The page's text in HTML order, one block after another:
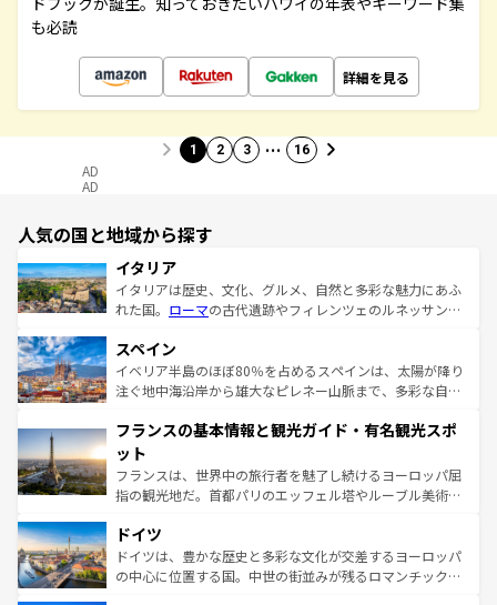
も必読
詳細を見る
1 2 3 … 16
AD
AD
人気の国と地域から探す
イタリア
イタリアは歴史、文化、グルメ、自然と多彩な魅力にあふ
れた国。 ローマの古代遺跡やフィレンツェのルネッサンス
ろん、トスカーナの美しい田園風景やアマルフィ海岸の絶
景など、自然景観も見逃せない。観光の合間には、本場の
ピザやパスタなど、絶品のイタリア料理を堪能することも
ませてくれるイタリアで、忘れられない旅をしてみよう！
なお、新着のイタリア情報は
しい。
スペイン
イベリア半島のほぼ80％を占めるスペインは、太陽が降り
注ぐ地中海沿岸から雄大なピレネー山脈まで、多彩な自然
文化が根付くこの国では、情熱的なフラメンコ、熱気あふ
れる闘牛、そして美味しいタパスが生活の一部となってい
る。首都マドリードの洗練された雰囲気や、バルセロナの
アートに溢れた街角から、地方では古代ローマ遺跡や中世
せる。地方によって風土や気候が異なるスペインはその個
性で訪れる人を魅了する。 なお、新着のスペイン情報は コ
ンテンツ一覧を参照してほしい。
フランスの基本情報と観光ガイド・有名観光スポ
ット
フランスは、世界中の旅行者を魅了し続けるヨーロッパ屈
指の観光地だ。首都パリのエッフェル塔やルーブル美術館
で、幅広い魅力が詰まっている。華麗な宮殿、歴史的な大
聖堂、美しいビーチ、そして豊かな自然が、訪れる者を心
から魅了する。また、フランスは美食の国としても知ら
ドイツ
ドイツは、豊かな歴史と多彩な文化が交差するヨーロッパ
の中心に位置する国。中世の街並みが残るロマンチック街